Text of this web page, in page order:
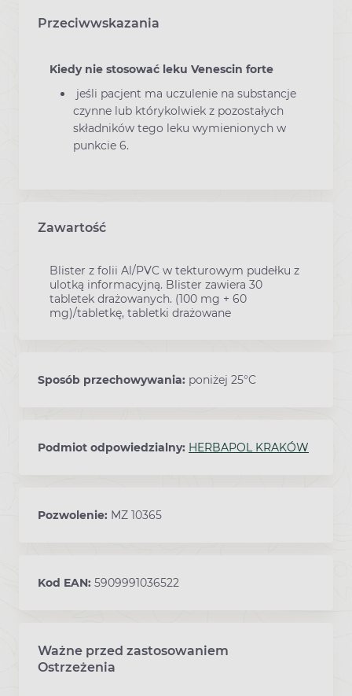
Przeciwwskazania
Kiedy nie stosować leku Venescin forte
jeśli pacjent ma uczulenie na substancje
czynne lub którykolwiek z pozostałych
składników tego leku wymienionych w
punkcie 6.
Zawartość
Blister z folii Al/PVC w tekturowym pudełku z
ulotką informacyjną. Blister zawiera 30
tabletek drażowanych. (100 mg + 60
mg)/tabletkę, tabletki drażowane
Sposób przechowywania: poniżej 25°C
Podmiot odpowiedzialny: HERBAPOL KRAKÓW
Pozwolenie: MZ 10365
Kod EAN: 5909991036522
Ważne przed zastosowaniem
Ostrzeżenia